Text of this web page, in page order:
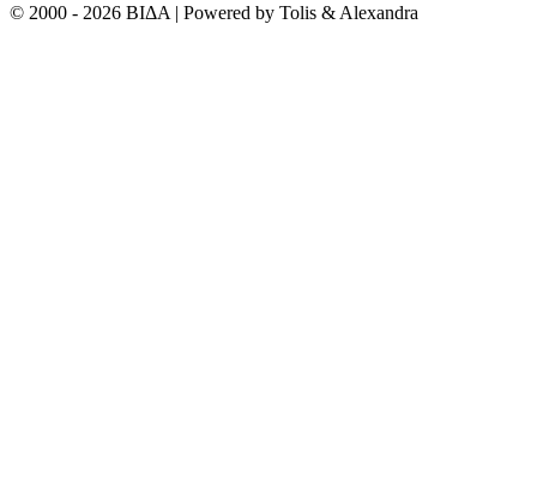
© 2000 - 2026 ΒΙΔΑ | Powered by Tolis & Alexandra